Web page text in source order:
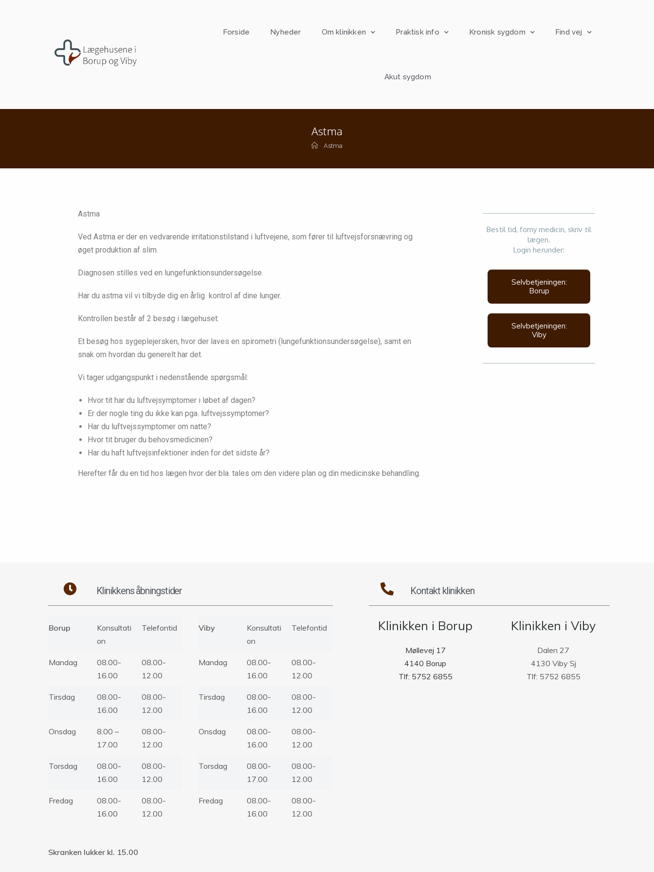
Forside Nyheder Om klinikken Praktisk info Kronisk sygdom Find vej
Akut sygdom
Astma
Astma
Astma
Ved Astma er der en vedvarende irritationstilstand i luftvejene, som fører til luftvejsforsnævring og
øget produktion af slim.
Diagnosen stilles ved en lungefunktionsundersøgelse.
Har du astma vil vi tilbyde dig en årlig kontrol af dine lunger.
Kontrollen består af 2 besøg i lægehuset:
Et besøg hos sygeplejersken, hvor der laves en spirometri (lungefunktionsundersøgelse), samt en
snak om hvordan du generelt har det.
Vi tager udgangspunkt i nedenstående spørgsmål:
Hvor tit har du luftvejsymptomer i løbet af dagen?
Er der nogle ting du ikke kan pga. luftvejssymptomer?
Har du luftvejssymptomer om natte?
Hvor tit bruger du behovsmedicinen?
Har du haft luftvejsinfektioner inden for det sidste år?
Herefter får du en tid hos lægen hvor der bla. tales om den videre plan og din medicinske behandling.
Bestil tid, forny medicin, skriv til
lægen.
Login herunder:
Selvbetjeningen:
Borup
Selvbetjeningen:
Viby
Klinikkens åbningstider
Borup
Konsultati
on
Telefontid
Mandag
08.00-
16.00
08.00-
12.00
Tirsdag
08.00-
16.00
08.00-
12.00
Onsdag
8.00 –
17.00
08.00-
12.00
Torsdag
08.00-
16.00
08.00-
12.00
Fredag
08.00-
16.00
08.00-
12.00
Skranken lukker kl. 15.00
Viby
Konsultati
on
Telefontid
Mandag
08.00-
16.00
08.00-
12.00
Tirsdag
08.00-
16.00
08.00-
12.00
Onsdag
08.00-
16.00
08.00-
12.00
Torsdag
08.00-
17.00
08.00-
12.00
Fredag
08.00-
16.00
08.00-
12.00
Kontakt klinikken
Klinikken i Borup
Møllevej 17
4140 Borup
Tlf: 5752 6855
Klinikken i Viby
Dalen 27
4130 Viby Sj
Tlf: 5752 6855